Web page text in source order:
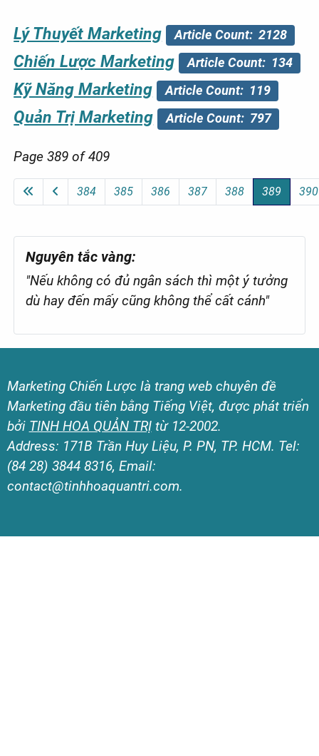
Lý Thuyết Marketing Article Count: 2128
Chiến Lược Marketing Article Count: 134
Kỹ Năng Marketing Article Count: 119
Quản Trị Marketing Article Count: 797
Page 389 of 409
384 385 386 387 388 389 390
Nguyên tắc vàng:
"Nếu không có đủ ngân sách thì một ý tưởng
dù hay đến mấy cũng không thể cất cánh"
Marketing Chiến Lược là trang web chuyên đề
Marketing đầu tiên bằng Tiếng Việt, được phát triển
bởi TINH HOA QUẢN TRỊtừ 12-2002.
Address: 171B Trần Huy Liệu, P. PN, TP. HCM. Tel:
(84 28) 3844 8316, Email:
contact@tinhhoaquantri.com.